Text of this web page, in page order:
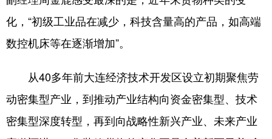
化，“初级工业品在减少，科技含量高的产品，如高端
数控机床等在逐渐增加”。
从40多年前大连经济技术开发区设立初期聚焦劳
动密集型产业，到推动产业结构向资金密集型、技术
密集型深度转型，再到向战略性新兴产业、未来产业